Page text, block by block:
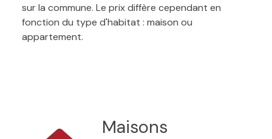
sur la commune. Le prix diffère cependant en
fonction du type d'habitat : maison ou
appartement.
Maisons